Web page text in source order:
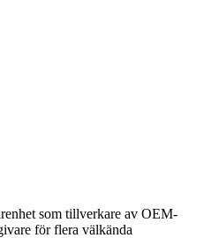
som tillverkare av OEM-
för flera välkända